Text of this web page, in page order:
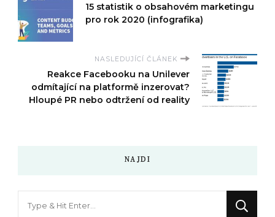
15 statistik o obsahovém marketingu
pro rok 2020 (infografika)
NASLEDUJÍCÍ ČLÁNEK
Reakce Facebooku na Unilever
odmítající na platformě inzerovat?
Hloupé PR nebo odtržení od reality
NAJDI